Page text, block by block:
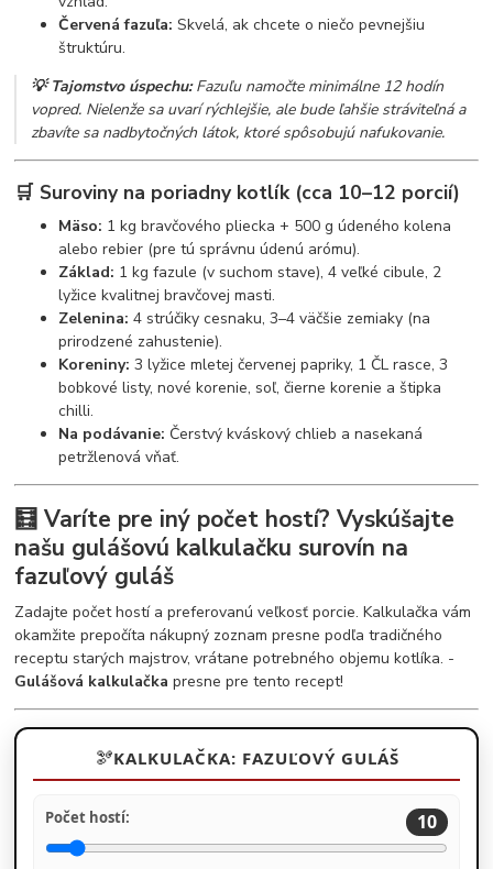
Červená fazuľa: Skvelá, ak chcete o niečo pevnejšiu
štruktúru.
💡 Tajomstvo úspechu:Fazuľu namočte minimálne 12 hodín
vopred. Nielenže sa uvarí rýchlejšie, ale bude ľahšie stráviteľná a
zbavíte sa nadbytočných látok, ktoré spôsobujú nafukovanie.
🛒 Suroviny na poriadny kotlík (cca 10–12 porcií)
Mäso: 1 kg bravčového pliecka + 500 g údeného kolena
alebo rebier (pre tú správnu údenú arómu).
Základ: 1 kg fazule (v suchom stave), 4 veľké cibule, 2
lyžice kvalitnej bravčovej masti.
Zelenina: 4 strúčiky cesnaku, 3–4 väčšie zemiaky (na
prirodzené zahustenie).
Koreniny: 3 lyžice mletej červenej papriky, 1 ČL rasce, 3
bobkové listy, nové korenie, soľ, čierne korenie a štipka
chilli.
Na podávanie: Čerstvý kváskový chlieb a nasekaná
petržlenová vňať.
🧮 Varíte pre iný počet hostí? Vyskúšajte
našu gulášovú kalkulačku surovín na
fazuľový guláš
Zadajte počet hostí a preferovanú veľkosť porcie. Kalkulačka vám
okamžite prepočíta nákupný zoznam presne podľa tradičného
receptu starých majstrov, vrátane potrebného objemu kotlíka. -
Gulášová kalkulačka presne pre tento recept!
🫘KALKULAČKA: FAZUĽOVÝ GULÁŠ
Počet hostí: 10